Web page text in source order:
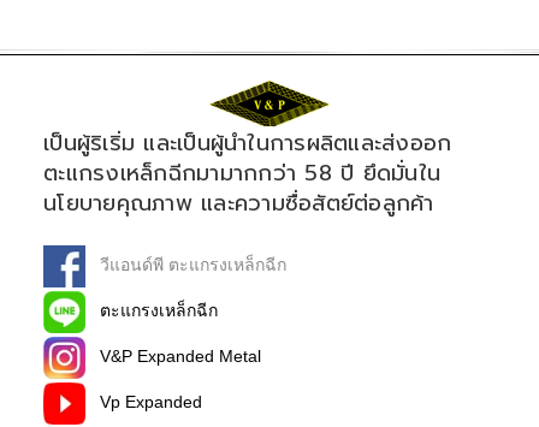
เป็นผู้ริเริ่ม และเป็นผู้นำในการผลิตและส่งออก
ตะแกรงเหล็กฉีกมามากกว่า 58 ปี ยึดมั่นใน
นโยบายคุณภาพ และความซื่อสัตย์ต่อลูกค้า
วีแอนด์พี ตะแกรงเหล็กฉีก
ตะแกรงเหล็กฉีก
V&P Expanded Metal
Vp Expanded